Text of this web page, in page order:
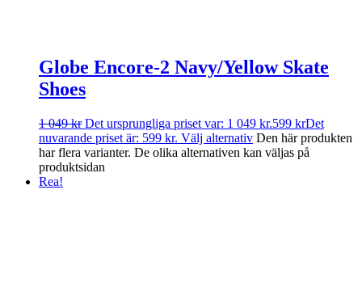
Globe Encore-2 Navy/Yellow Skate
Shoes
1 049kr Det ursprungliga priset var: 1 049 kr.599 krDet
nuvarande priset är: 599 kr. Välj alternativ Den här produkten
har flera varianter. De olika alternativen kan väljas på
produktsidan
Rea!